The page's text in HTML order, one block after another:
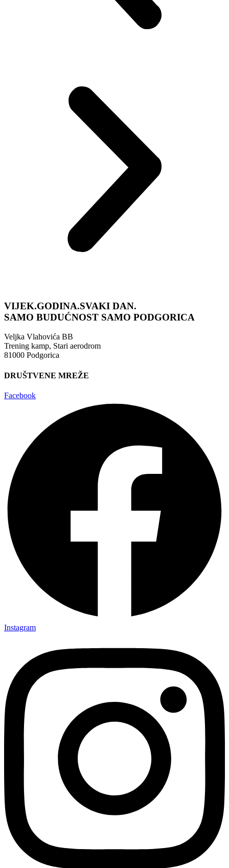
VIJEK.GODINA.SVAKI DAN.
SAMO BUDUĆNOST SAMO PODGORICA
Veljka Vlahovića BB
Trening kamp, Stari aerodrom
81000 Podgorica
DRUŠTVENE MREŽE
Facebook
Instagram